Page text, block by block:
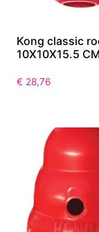
Kong classic
10X10X15.5 CM
€ 28,76